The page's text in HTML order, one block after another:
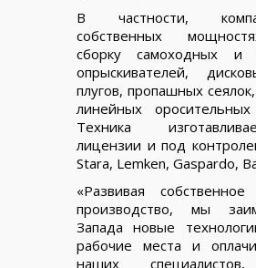
В частности,
собственных
сборку самоходных и
опрыскивателей,
плугов, пропашных
линейных оросительных
Техника
лицензии и под
Stara, Lemken, Gaspardo,
«Развивая собственное
производство, мы
Запада новые
рабочие места и
наших